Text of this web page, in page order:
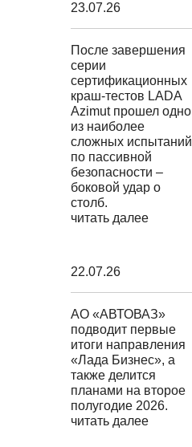
23.07.26
После завершения
серии
сертификационных
краш-тестов LADA
Azimut прошел одно
из наиболее
сложных испытаний
по пассивной
безопасности –
боковой удар о
столб.
читать далее
22.07.26
АО «АВТОВАЗ»
подводит первые
итоги направления
«Лада Бизнес», а
также делится
планами на второе
полугодие 2026.
читать далее